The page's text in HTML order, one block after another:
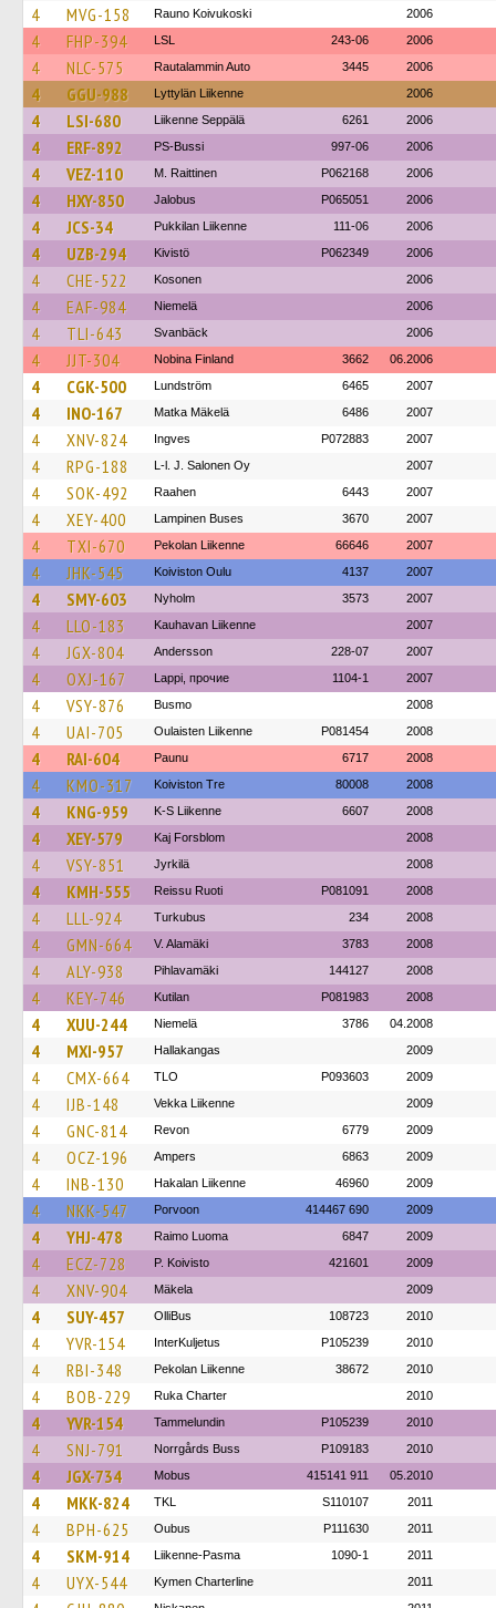
4 MVG-158 Rauno Koivukoski 2006
4 FHP-394 LSL 243-06 2006
4 NLC-575 Rautalammin Auto 3445 2006
4 GGU-988 Lyttylän Liikenne 2006
4 LSI-680 Liikenne Seppälä 6261 2006
4 ERF-892 PS-Bussi 997-06 2006
4 VEZ-110 M. Raittinen P062168 2006
4 HXY-850 Jalobus P065051 2006
4 JCS-34 Pukkilan Liikenne 111-06 2006
4 UZB-294 Kivistö P062349 2006
4 CHE-522 Kosonen 2006
4 EAF-984 Niemelä 2006
4 TLI-643 Svanbäck 2006
4 JJT-304 Nobina Finland 3662 06.2006
4 CGK-500 Lundström 6465 2007
4 INO-167 Matka Mäkelä 6486 2007
4 XNV-824 Ingves P072883 2007
4 RPG-188 L-l. J. Salonen Oy 2007
4 SOK-492 Raahen 6443 2007
4 XEY-400 Lampinen Buses 3670 2007
4 TXI-670 Pekolan Liikenne 66646 2007
4 JHK-545 Koiviston Oulu 4137 2007
4 SMY-603 Nyholm 3573 2007
4 LLO-183 Kauhavan Liikenne 2007
4 JGX-804 Andersson 228-07 2007
4 OXJ-167 Lappi, прочие 1104-1 2007
4 VSY-876 Busmo 2008
4 UAI-705 Oulaisten Liikenne P081454 2008
4 RAI-604 Paunu 6717 2008
4 KMO-317 Koiviston Tre 80008 2008
4 KNG-959 K-S Liikenne 6607 2008
4 XEY-579 Kaj Forsblom 2008
4 VSY-851 Jyrkilä 2008
4 KMH-555 Reissu Ruoti P081091 2008
4 LLL-924 Turkubus 234 2008
4 GMN-664 V. Alamäki 3783 2008
4 ALY-938 Pihlavamäki 144127 2008
4 KEY-746 Kutilan P081983 2008
4 XUU-244 Niemelä 3786 04.2008
4 MXI-957 Hallakangas 2009
4 CMX-664 TLO P093603 2009
4 IJB-148 Vekka Liikenne 2009
4 GNC-814 Revon 6779 2009
4 OCZ-196 Ampers 6863 2009
4 INB-130 Hakalan Liikenne 46960 2009
4 NKK-547 Porvoon 414467 690 2009
4 YHJ-478 Raimo Luoma 6847 2009
4 ECZ-728 P. Koivisto 421601 2009
4 XNV-904 Mäkela 2009
4 SUY-457 OlliBus 108723 2010
4 YVR-154 InterKuljetus P105239 2010
4 RBI-348 Pekolan Liikenne 38672 2010
4 BOB-229 Ruka Charter 2010
4 YVR-154 Tammelundin P105239 2010
4 SNJ-791 Norrgårds Buss P109183 2010
4 JGX-734 Mobus 415141 911 05.2010
4 MKK-824 TKL S110107 2011
4 BPH-625 Oubus P111630 2011
4 SKM-914 Liikenne-Pasma 1090-1 2011
4 UYX-544 Kymen Charterline 2011